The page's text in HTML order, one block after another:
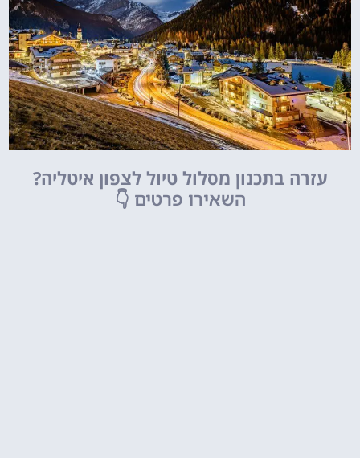
עזרה בתכנון מסלול טיול לצפון איטליה?
השאירו פרטים 👇